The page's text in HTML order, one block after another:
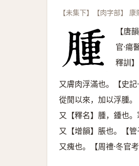
【未集下】【肉字部】
【唐
官·瘍
釋訓
又膚肉浮滿也。【史
從閒以來，加以浮腫。
又【釋名】腫，鍾也。
又【增韻】脹也。【管
又瘣也。【周禮·冬官